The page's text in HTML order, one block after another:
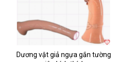
Dương vật giả ngựa gắn tường